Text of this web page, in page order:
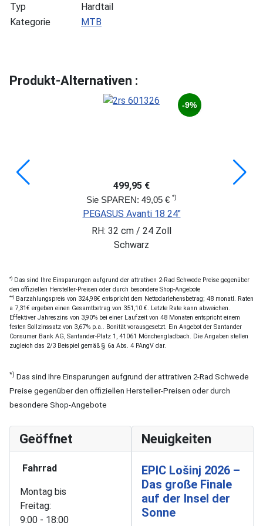
Typ
Hardtail
Kategorie
MTB
Produkt-Alternativen :
-9%
499,95 €
Sie SPAREN: 49,05 € *)
PEGASUS Avanti 18 24"
RH: 32 cm / 24 Zoll
Schwarz
*) Das sind Ihre Einsparungen aufgrund der attrativen 2-Rad Schwede Preise gegenüber
den offiziellen Hersteller-Preisen oder durch besondere Shop-Angebote
**) Barzahlungspreis von 324,98€ entspricht dem Nettodarlehensbetrag; 48 monatl. Raten
a 7,31€ ergeben einen Gesamtbetrag von 351,10 €. Letzte Rate kann abweichen.
Effektiver Jahreszins von 3,90% bei einer Laufzeit von 48 Monaten entspricht einem
festen Sollzinssatz von 3,67% p.a.. Bonität vorausgesetzt. Ein Angebot der Santander
Consumer Bank AG, Santander-Platz 1, 41061 Mönchengladbach. Die Angaben stellen
zugleich das 2/3 Beispiel gemäß § 6a Abs. 4 PAngV dar.
*) Das sind Ihre Einsparungen aufgrund der attrativen 2-Rad Schwede
Preise gegenüber den offiziellen Hersteller-Preisen oder durch
besondere Shop-Angebote
Geöffnet
Fahrrad
Montag bis
Freitag:
9:00 - 18:00
Neuigkeiten
EPIC Lošinj 2026 –
Das große Finale
auf der Insel der
Sonne